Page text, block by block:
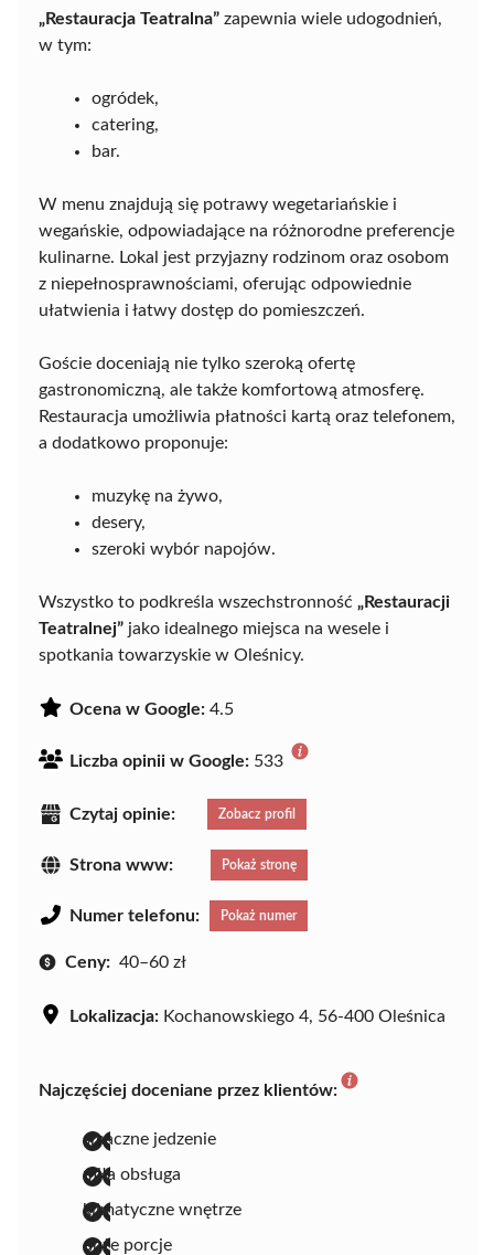
„Restauracja Teatralna” zapewnia wiele udogodnień,
w tym:
ogródek,
catering,
bar.
W menu znajdują się potrawy wegetariańskie i
wegańskie, odpowiadające na różnorodne preferencje
kulinarne. Lokal jest przyjazny rodzinom oraz osobom
z niepełnosprawnościami, oferując odpowiednie
ułatwienia i łatwy dostęp do pomieszczeń.
Goście doceniają nie tylko szeroką ofertę
gastronomiczną, ale także komfortową atmosferę.
Restauracja umożliwia płatności kartą oraz telefonem,
a dodatkowo proponuje:
muzykę na żywo,
desery,
szeroki wybór napojów.
Wszystko to podkreśla wszechstronność „Restauracji
Teatralnej” jako idealnego miejsca na wesele i
spotkania towarzyskie w Oleśnicy.
Ocena w Google: 4.5
Liczba opinii w Google: 533
Czytaj opinie: Zobacz profil
Strona www: Pokaż stronę
Numer telefonu: Pokaż numer
Ceny: 40–60 zł
Lokalizacja: Kochanowskiego 4, 56-400 Oleśnica
Najczęściej doceniane przez klientów:
smaczne jedzenie
miła obsługa
klimatyczne wnętrze
duże porcje